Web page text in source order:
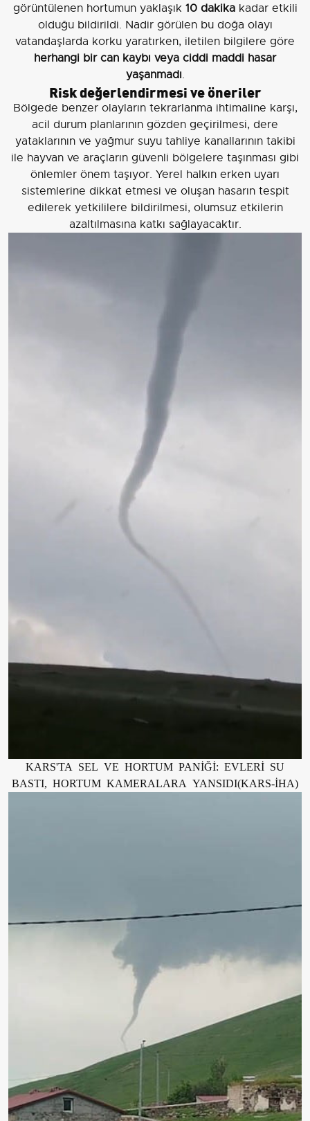
görüntülenen hortumun yaklaşık 10 dakikakadar etkili
olduğu bildirildi. Nadir görülen bu doğa olayı
vatandaşlarda korku yaratırken, iletilen bilgilere göre
herhangi bir can kaybı veya ciddi maddi hasar
yaşanmadı.
Risk değerlendirmesi ve öneriler
Bölgede benzer olayların tekrarlanma ihtimaline karşı,
acil durum planlarının gözden geçirilmesi, dere
yataklarının ve yağmur suyu tahliye kanallarının takibi
ile hayvan ve araçların güvenli bölgelere taşınması gibi
önlemler önem taşıyor. Yerel halkın erken uyarı
sistemlerine dikkat etmesi ve oluşan hasarın tespit
edilerek yetkililere bildirilmesi, olumsuz etkilerin
azaltılmasına katkı sağlayacaktır.
KARS'TA SEL VE HORTUM PANİĞİ: EVLERİ SU
BASTI, HORTUM KAMERALARA YANSIDI(KARS-İHA)